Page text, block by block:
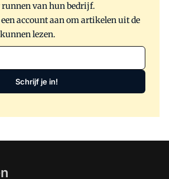
runnen van hun bedrijf.
account aan om artikelen uit de
lezen.
Schrijf je in!